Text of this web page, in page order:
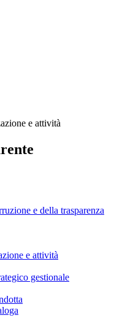
e attività
e della trasparenza
e attività
gestionale